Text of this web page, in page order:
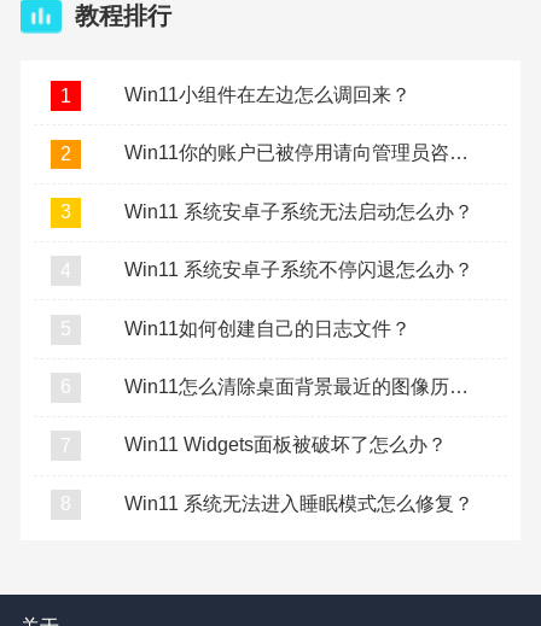
教程排行
1 Win11小组件在左边怎么调回来？
2 Win11你的账户已被停用请向管理员咨询怎么办？
3 Win11 系统安卓子系统无法启动怎么办？
4 Win11 系统安卓子系统不停闪退怎么办？
5 Win11如何创建自己的日志文件？
6 Win11怎么清除桌面背景最近的图像历史记录？
7 Win11 Widgets面板被破坏了怎么办？
8 Win11 系统无法进入睡眠模式怎么修复？